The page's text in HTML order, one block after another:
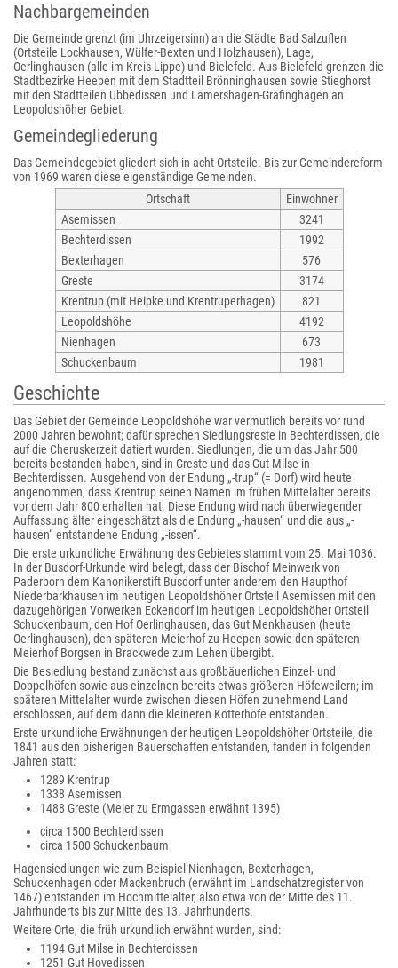
Nachbargemeinden
Die Gemeinde grenzt (im Uhrzeigersinn) an die Städte Bad Salzuflen
(Ortsteile Lockhausen, Wülfer-Bexten und Holzhausen), Lage,
Oerlinghausen (alle im Kreis Lippe) und Bielefeld. Aus Bielefeld grenzen die
Stadtbezirke Heepen mit dem Stadtteil Brönninghausen sowie Stieghorst
mit den Stadtteilen Ubbedissen und Lämershagen-Gräfinghagen an
Leopoldshöher Gebiet.
Gemeindegliederung
Das Gemeindegebiet gliedert sich in acht Ortsteile. Bis zur Gemeindereform
von 1969 waren diese eigenständige Gemeinden.
Ortschaft
Einwohner
Asemissen
3241
Bechterdissen
1992
Bexterhagen
576
Greste
3174
Krentrup (mit Heipke und Krentruperhagen)
821
Leopoldshöhe
4192
Nienhagen
673
Schuckenbaum
1981
Geschichte
Das Gebiet der Gemeinde Leopoldshöhe war vermutlich bereits vor rund
2000 Jahren bewohnt; dafür sprechen Siedlungsreste in Bechterdissen, die
auf die Cheruskerzeit datiert wurden. Siedlungen, die um das Jahr 500
bereits bestanden haben, sind in Greste und das Gut Milse in
Bechterdissen. Ausgehend von der Endung „-trup“ (= Dorf) wird heute
angenommen, dass Krentrup seinen Namen im frühen Mittelalter bereits
vor dem Jahr 800 erhalten hat. Diese Endung wird nach überwiegender
Auffassung älter eingeschätzt als die Endung „-hausen“ und die aus „-
hausen“ entstandene Endung „-issen“.
Die erste urkundliche Erwähnung des Gebietes stammt vom 25. Mai 1036.
In der Busdorf-Urkunde wird belegt, dass der Bischof Meinwerk von
Paderborn dem Kanonikerstift Busdorf unter anderem den Haupthof
Niederbarkhausen im heutigen Leopoldshöher Ortsteil Asemissen mit den
dazugehörigen Vorwerken Eckendorf im heutigen Leopoldshöher Ortsteil
Schuckenbaum, den Hof Oerlinghausen, das Gut Menkhausen (heute
Oerlinghausen), den späteren Meierhof zu Heepen sowie den späteren
Meierhof Borgsen in Brackwede zum Lehen übergibt.
Die Besiedlung bestand zunächst aus großbäuerlichen Einzel- und
Doppelhöfen sowie aus einzelnen bereits etwas größeren Höfeweilern; im
späteren Mittelalter wurde zwischen diesen Höfen zunehmend Land
erschlossen, auf dem dann die kleineren Kötterhöfe entstanden.
Erste urkundliche Erwähnungen der heutigen Leopoldshöher Ortsteile, die
1841 aus den bisherigen Bauerschaften entstanden, fanden in folgenden
Jahren statt:
1289 Krentrup
1338 Asemissen
1488 Greste (Meier zu Ermgassen erwähnt 1395)
circa 1500 Bechterdissen
circa 1500 Schuckenbaum
Hagensiedlungen wie zum Beispiel Nienhagen, Bexterhagen,
Schuckenhagen oder Mackenbruch (erwähnt im Landschatzregister von
1467) entstanden im Hochmittelalter, also etwa von der Mitte des 11.
Jahrhunderts bis zur Mitte des 13. Jahrhunderts.
Weitere Orte, die früh urkundlich erwähnt wurden, sind:
1194 Gut Milse in Bechterdissen
1251 Gut Hovedissen